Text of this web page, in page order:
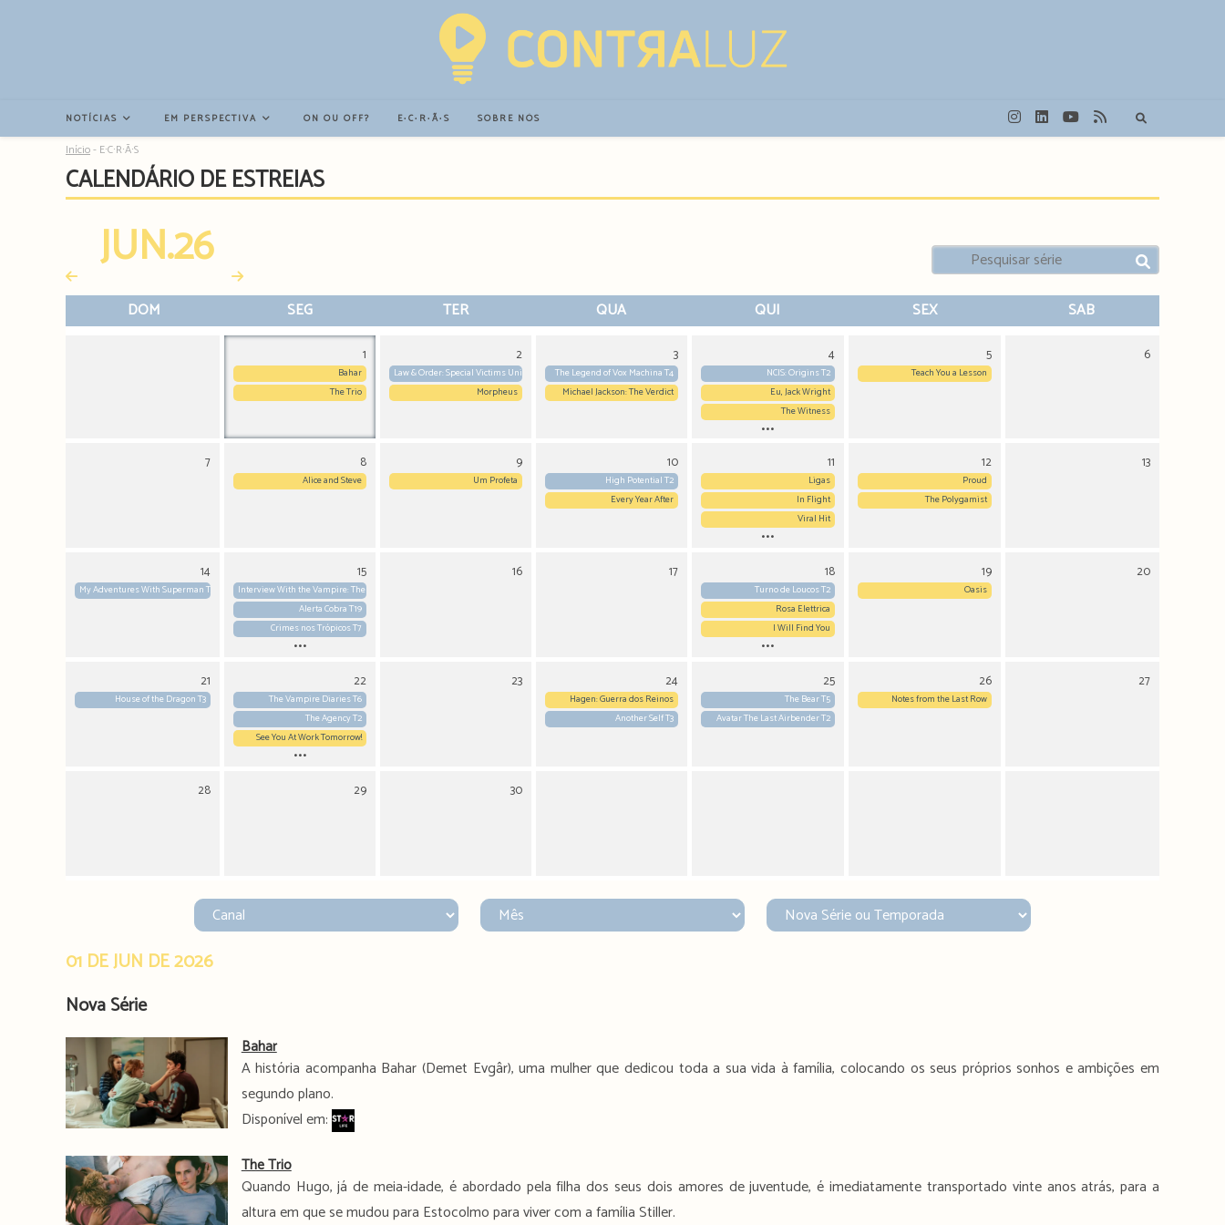
NOTÍCIAS EM PERSPECTIVA ON OU OFF? E∙C∙R∙Ã∙S SOBRE NÓS
Início- E∙C∙R∙Ã∙S
CALENDÁRIO DE ESTREIAS
JUN.26
DOM SEG TER QUA QUI SEX SAB
1
Bahar
The Trio
2
Law & Order: Special Victims Unit T27
Morpheus
3
The Legend of Vox Machina T4
Michael Jackson: The Verdict
4
NCIS: Origins T2
Eu, Jack Wright
The Witness
...
5
Teach You a Lesson
6
7 8
Alice and Steve
9
Um Profeta
10
High Potential T2
Every Year After
11
Ligas
In Flight
Viral Hit
...
12
Proud
The Polygamist
13
14
My Adventures With Superman T3
15
Interview With the Vampire: The Vampire Lestat T3
Alerta Cobra T19
Crimes nos Trópicos T7
...
16 17 18
Turno de Loucos T2
Rosa Elettrica
I Will Find You
...
19
Oasis
20
21
House of the Dragon T3
22
The Vampire Diaries T6
The Agency T2
See You At Work Tomorrow!
...
23 24
Hagen: Guerra dos Reinos
Another Self T3
25
The Bear T5
Avatar The Last Airbender T2
26
Notes from the Last Row
27
28 29 30
01 DE JUN DE 2026
Nova Série
Bahar
A história acompanha Bahar (Demet Evgâr), uma mulher que dedicou toda a sua vida à família, colocando os seus próprios sonhos e ambições em
segundo plano.
Disponível em:
The Trio
Quando Hugo, já de meia-idade, é abordado pela filha dos seus dois amores de juventude, é imediatamente transportado vinte anos atrás, para a
altura em que se mudou para Estocolmo para viver com a família Stiller.